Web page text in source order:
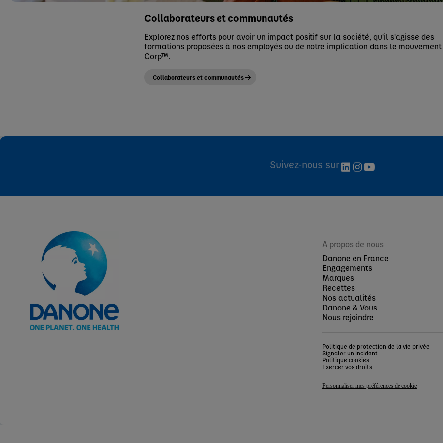
Collaborateurs et communautés
Explorez nos efforts pour avoir un impact positif sur la société, qu'il s'agisse des
formations proposées à nos employés ou de notre implication dans le mouvement
Corp™.
Collaborateurs et communautés
Suivez-nous sur
A propos de nous
Danone en France
Engagements
Marques
Recettes
Nos actualités
Danone & Vous
Nous rejoindre
Politique de protection de la vie privée
Signaler un incident
Politique cookies
Exercer vos droits
Personnaliser mes préférences de cookie